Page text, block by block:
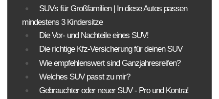
SUVs für Großfamilien | In diese Autos passen
mindestens 3 Kindersitze
Die Vor- und Nachteile eines SUV!
Die richtige Kfz-Versicherung für deinen SUV
Wie empfehlenswert sind Ganzjahresreifen?
Welches SUV passt zu mir?
Gebrauchter oder neuer SUV - Pro und Kontra!